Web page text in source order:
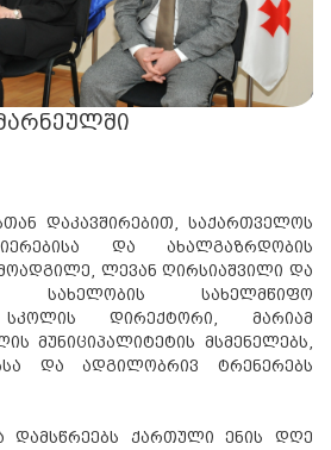
დაკავშირებით, საქართველოს
და ახალგაზრდობის
ლევან ღირსიაშვილი და
სახელობის სახელმწიფო
სკოლის დირექტორი, მარიამ
მუნიციპალიტეტის მსმენელებს,
და ადგილობრივ ტრენერებს
დამსწრეებს ქართული ენის დღე